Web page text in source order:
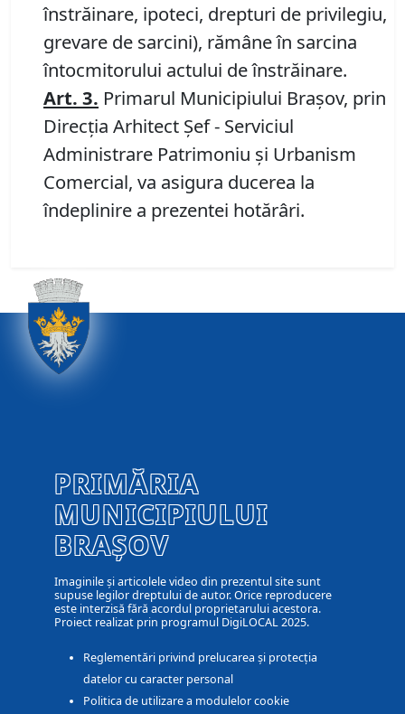
înstrăinare, ipoteci, drepturi de privilegiu,
grevare de sarcini), rămâne în sarcina
întocmitorului actului de înstrăinare.
Art. 3. Primarul Municipiului Braşov, prin
Direcția Arhitect Șef - Serviciul
Administrare Patrimoniu şi Urbanism
Comercial, va asigura ducerea la
îndeplinire a prezentei hotărâri.
PRIMĂRIA
MUNICIPIULUI
BRAȘOV
Imaginile și articolele video din prezentul site sunt
supuse legilor dreptului de autor. Orice reproducere
este interzisă fără acordul proprietarului acestora.
Proiect realizat prin programul DigiLOCAL 2025.
Reglementări privind prelucarea și protecția
datelor cu caracter personal
Politica de utilizare a modulelor cookie